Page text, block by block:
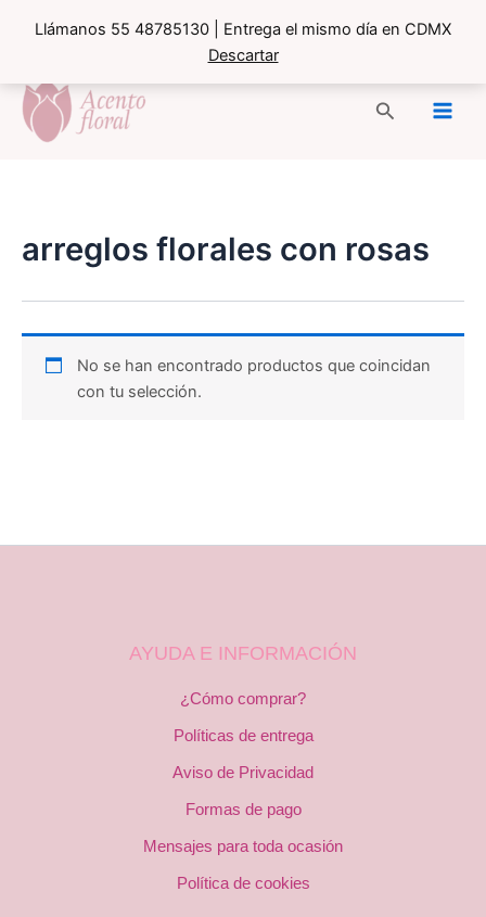
Llámanos 55 48785130 | Entrega el mismo día en CDMX
Descartar
contenido
Buscar
arreglos florales con rosas
No se han encontrado productos que coincidan
con tu selección.
AYUDA E INFORMACIÓN
¿Cómo comprar?
Políticas de entrega
Aviso de Privacidad
Formas de pago
Mensajes para toda ocasión
Política de cookies